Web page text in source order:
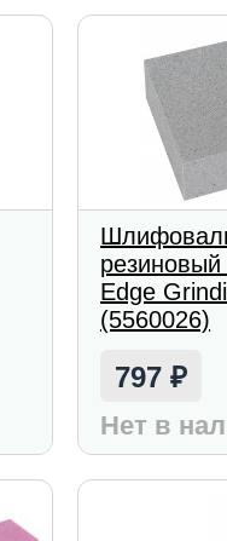
резиновый
Edge
(5560026)
797₽
Нет в